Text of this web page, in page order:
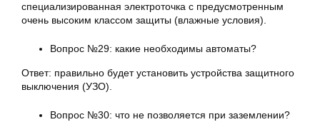
специализированная электроточка с предусмотренным
очень высоким классом защиты (влажные условия).
Вопрос №29: какие необходимы автоматы?
Ответ: правильно будет установить устройства защитного
выключения (УЗО).
Вопрос №30: что не позволяется при заземлении?